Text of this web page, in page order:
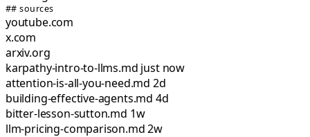
## sources
youtube.com
x.com
arxiv.org
karpathy-intro-to-llms.md just now
attention-is-all-you-need.md 2d
building-effective-agents.md 4d
bitter-lesson-sutton.md 1w
llm-pricing-comparison.md 2w